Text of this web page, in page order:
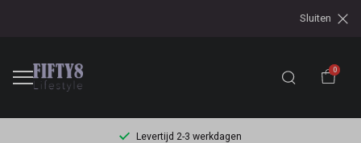
Sluiten
0
Levertijd 2-3 werkdagen